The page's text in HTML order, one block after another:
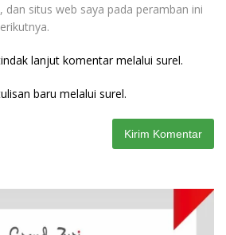
dan situs web saya pada peramban ini
lanjut komentar melalui surel.
baru melalui surel.